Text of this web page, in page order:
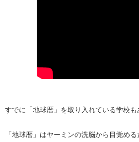
すでに「地球暦」を取り入れている学校も
「地球暦」はヤーミンの洗脳から目覚め